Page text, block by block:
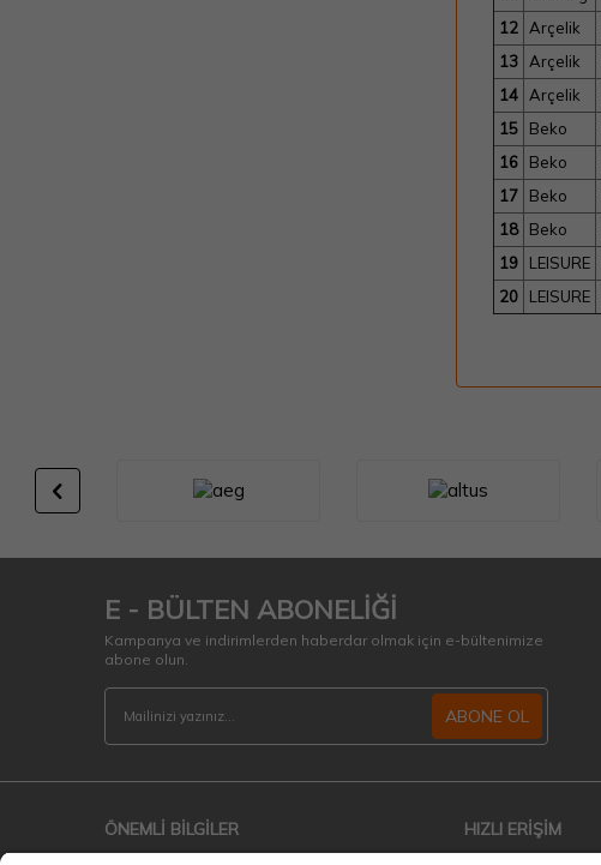
12
Arçelik
13
Arçelik
14
Arçelik
15
Beko
16
Beko
17
Beko
18
Beko
19
LEISURE
20
LEISURE
E - BÜLTEN ABONELİĞİ
Kampanya ve indirimlerden haberdar olmak için e-bültenimize
abone olun.
ABONE OL
ÖNEMLİ BİLGİLER HIZLI ERİŞİM